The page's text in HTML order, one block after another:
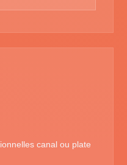
canal ou plate